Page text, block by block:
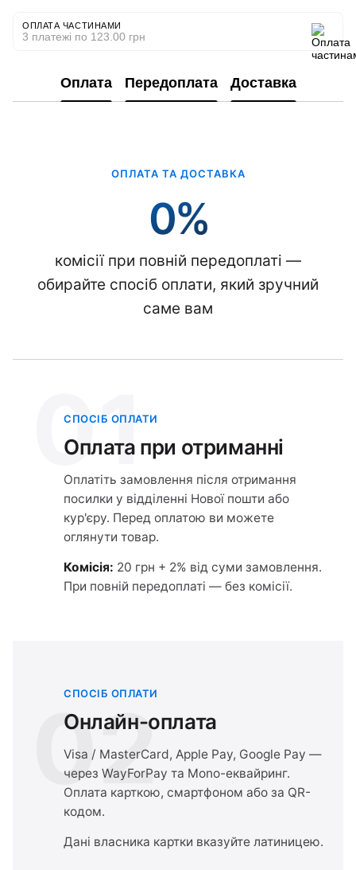
ОПЛАТА ЧАСТИНАМИ
3 платежі по 123.00 грн
Оплата Передоплата Доставка
ОПЛАТА ТА ДОСТАВКА
0%
комісії при повній передоплаті —
обирайте спосіб оплати, який зручний
саме вам
01
СПОСІБ ОПЛАТИ
Оплата при отриманні
Оплатіть замовлення після отримання
посилки у відділенні Нової пошти або
кур'єру. Перед оплатою ви можете
оглянути товар.
Комісія: 20 грн + 2% від суми замовлення.
При повній передоплаті — без комісії.
02
СПОСІБ ОПЛАТИ
Онлайн-оплата
Visa / MasterCard, Apple Pay, Google Pay —
через WayForPay та Mono-еквайринг.
Оплата карткою, смартфоном або за QR-
кодом.
Дані власника картки вказуйте латиницею.